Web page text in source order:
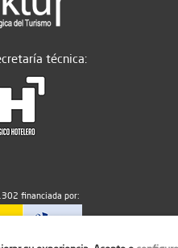
técnica:
financiada por: